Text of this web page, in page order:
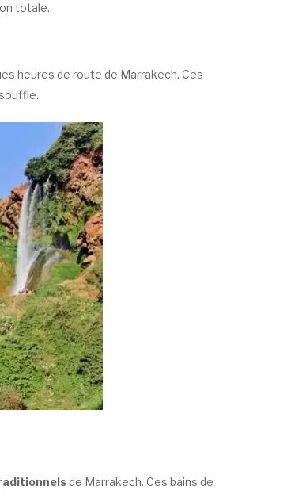
totale.
heures de route de Marrakech. Ces
de Marrakech. Ces bains de